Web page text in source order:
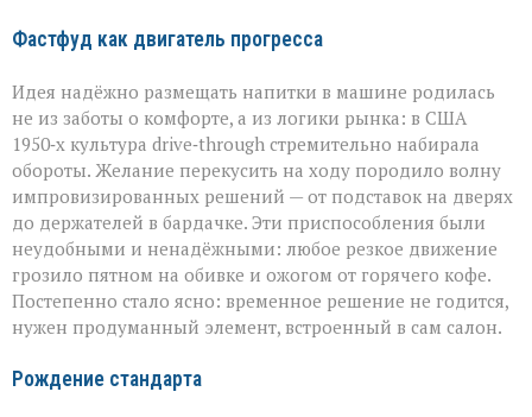
Фастфуд как двигатель прогресса
Идея надёжно размещать напитки в машине родилась
не из заботы о комфорте, а из логики рынка: в США
1950‑х культура drive‑through стремительно набирала
обороты. Желание перекусить на ходу породило волну
импровизированных решений — от подставок на дверях
до держателей в бардачке. Эти приспособления были
неудобными и ненадёжными: любое резкое движение
грозило пятном на обивке и ожогом от горячего кофе.
Постепенно стало ясно: временное решение не годится,
нужен продуманный элемент, встроенный в сам салон.
Рождение стандарта